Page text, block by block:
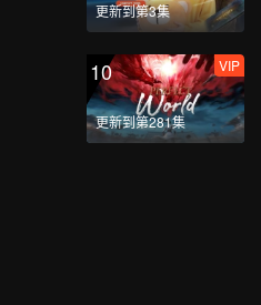
更新到第3集
10
更新到第281集
VIP